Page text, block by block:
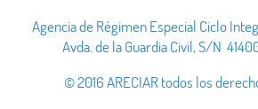
Agencia de Régimen Especial Ciclo
Avda. de la Guardia Civil, S/N
© 2016 ARECIAR todos los